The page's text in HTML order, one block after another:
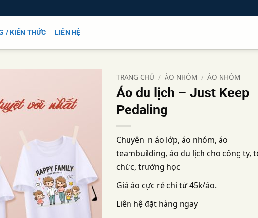
/ KIẾN THỨC LIÊN HỆ
Add to
wishlist
TRANG CHỦ / ÁO NHÓM / ÁO NHÓM
Áo du lịch – Just Keep
Pedaling
Chuyên in áo lớp, áo nhóm, áo
teambuilding, áo du lịch cho công ty,
chức, trường học
Giá áo cực rẻ chỉ từ 45k/áo.
Liên hệ đặt hàng ngay